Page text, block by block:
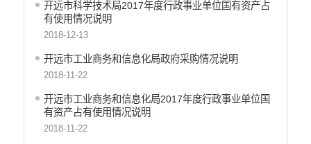
中共开远市委统一战线工作部
中国共产党开远市委员会社会工作部
中国共产党开远市委员会党校
开远市地方志编纂委员会办公室
中国共产党开远市委员会机构编制办公室
开远市发展和改革局
开远市工业商务和信息化局
开远市科学技术局2017年度行政事业单位国有资产占
有使用情况说明
2018-12-13
开远市工业商务和信息化局政府采购情况说明
2018-11-22
开远市工业商务和信息化局2017年度行政事业单位国
有资产占有使用情况说明
2018-11-22